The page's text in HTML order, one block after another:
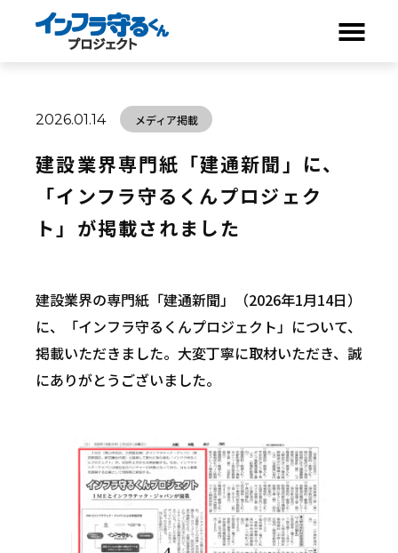
COMPANY
パートナーシップ
ビジネスグロース
2026.01.14 メディア掲載
建設業界専門紙「建通新聞」に、
「インフラ守るくんプロジェク
ト」が掲載されました
建設業界の専門紙「建通新聞」（2026年1月14日）
に、「インフラ守るくんプロジェクト」について、
掲載いただきました。大変丁寧に取材いただき、誠
にありがとうございました。